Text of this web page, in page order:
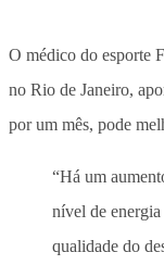
O médico do esporte
no Rio de Janeiro,
por um mês, pode
“Há um
nível de
qualidade do